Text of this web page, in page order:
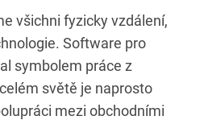
všichni fyzicky vzdálení,
Software pro
symbolem práce z
světě je naprosto
mezi obchodními